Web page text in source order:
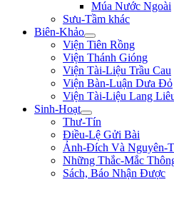
Múa Nước Ngoài
Sưu-Tầm khác
Biên-Khảo
Viện Tiên Rồng
Viện Thánh Gióng
Viện Tài-Liệu Trầu Cau
Viện Bàn-Luận Dưa Đỏ
Viện Tài-Liệu Lang
Sinh-Hoạt
Thư-Tín
Điều-Lệ Gửi Bài
Ảnh-Đích Và Nguyên-
Những Thắc-Mắc
Sách, Báo Nhận Được